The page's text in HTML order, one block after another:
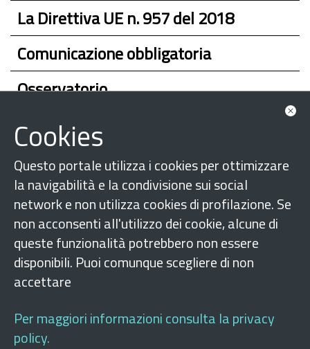
La Direttiva UE n. 957 del 2018
Comunicazione obbligatoria
Osservatorio
A chi rivolgersi
Cookies
Questo portale utilizza i cookies per ottimizzare
la navigabilità e la condivisione sui social
network e non utilizza cookies di profilazione. Se
non acconsenti all'utilizzo dei cookie, alcune di
queste funzionalità potrebbero non essere
disponibili. Puoi comunque scegliere di non
accettare
Per maggiori informazioni consulta la privacy
policy.